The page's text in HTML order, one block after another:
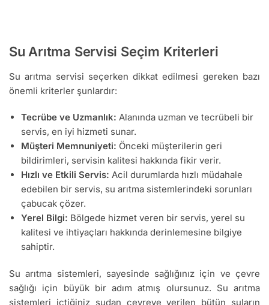
Su Arıtma Servisi Seçim Kriterleri
Su arıtma servisi seçerken dikkat edilmesi gereken bazı
önemli kriterler şunlardır:
Tecrübe ve Uzmanlık: Alanında uzman ve tecrübeli bir
servis, en iyi hizmeti sunar.
Müşteri Memnuniyeti: Önceki müşterilerin geri
bildirimleri, servisin kalitesi hakkında fikir verir.
Hızlı ve Etkili Servis: Acil durumlarda hızlı müdahale
edebilen bir servis, su arıtma sistemlerindeki sorunları
çabucak çözer.
Yerel Bilgi: Bölgede hizmet veren bir servis, yerel su
kalitesi ve ihtiyaçları hakkında derinlemesine bilgiye
sahiptir.
Su arıtma sistemleri, sayesinde sağlığınız için ve çevre
sağlığı için büyük bir adım atmış olursunuz. Su arıtma
sistemleri içtiğiniz sudan çevreye verilen bütün suların